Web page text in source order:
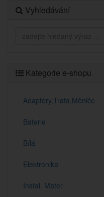
Vyhledávání
Kategorie e-shopu
Adaptéry,Trafa,Měniče
Baterie
Bílá
Elektronika
Instal. Mater